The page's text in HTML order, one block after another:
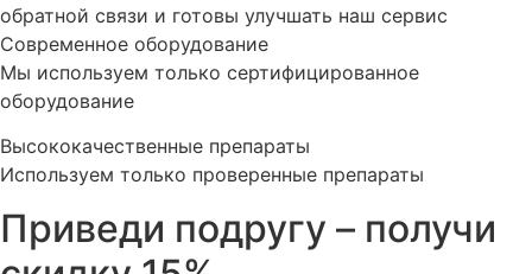
обратной связи и готовы улучшать наш сервис
Современное оборудование
Мы используем только сертифицированное
оборудование
Высококачественные препараты
Используем только проверенные препараты
Приведи подругу – получи